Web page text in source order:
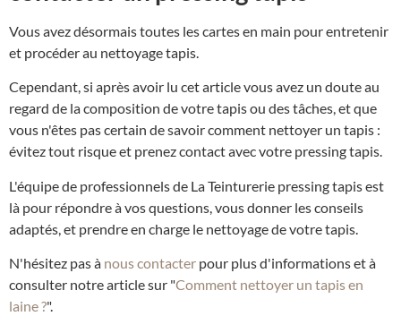
Vous avez désormais toutes les cartes en main pour entretenir
et procéder au nettoyage tapis.
Cependant, si après avoir lu cet article vous avez un doute au
regard de la composition de votre tapis ou des tâches, et que
vous n'êtes pas certain de savoir comment nettoyer un tapis :
évitez tout risque et prenez contact avec votre pressing tapis.
L'équipe de professionnels de La Teinturerie pressing tapis est
là pour répondre à vos questions, vous donner les conseils
adaptés, et prendre en charge le nettoyage de votre tapis.
N'hésitez pas à nous contacter pour plus d'informations et à
consulter notre article sur "Comment nettoyer un tapis en
laine ?".